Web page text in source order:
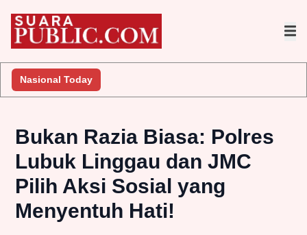
Nasional Today
Bukan Razia Biasa: Polres
Lubuk Linggau dan JMC
Pilih Aksi Sosial yang
Menyentuh Hati!